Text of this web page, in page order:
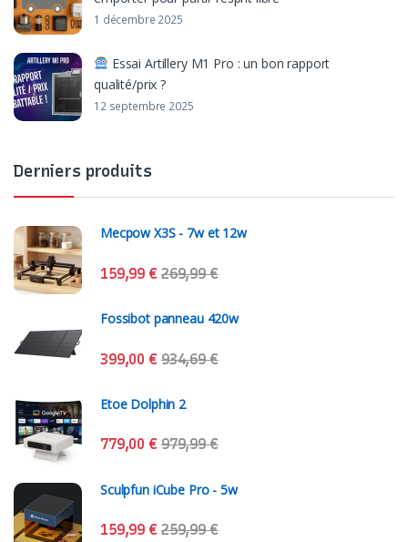
1 décembre 2025
Essai Artillery M1 Pro : un bon rapport
qualité/prix ?
12 septembre 2025
Derniers produits
Mecpow X3S - 7w et 12w
159,99€ 269,99€
Fossibot panneau 420w
399,00€ 934,69€
Etoe Dolphin 2
779,00€ 979,99€
Sculpfun iCube Pro - 5w
159,99€ 259,99€